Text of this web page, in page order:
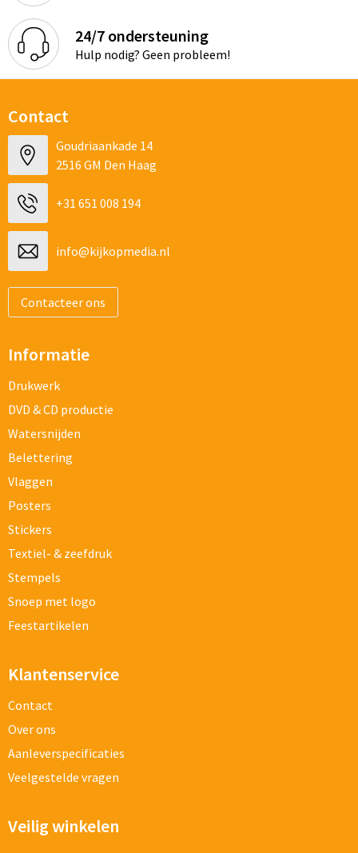
24/7 ondersteuning
Hulp nodig? Geen probleem!
Contact
Goudriaankade 14
2516 GM Den Haag
+31 651 008 194
info@kijkopmedia.nl
Contacteer ons
Informatie
Drukwerk
DVD & CD productie
Watersnijden
Belettering
Vlaggen
Posters
Stickers
Textiel- & zeefdruk
Stempels
Snoep met logo
Feestartikelen
Klantenservice
Contact
Over ons
Aanleverspecificaties
Veelgestelde vragen
Veilig winkelen